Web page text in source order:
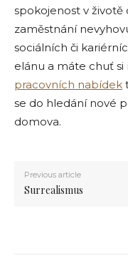
spokojenost v životě
zaměstnání
sociálních či
elánu a máte chuť si
pracovních nabídek
se do hledání nové
domova.
Previous article
Surrealismus